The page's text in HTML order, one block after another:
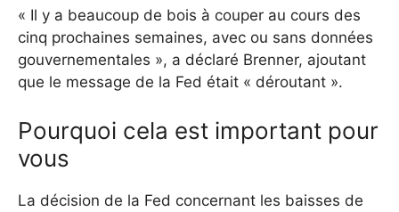
« Il y a beaucoup de bois à couper au cours des
cinq prochaines semaines, avec ou sans données
gouvernementales », a déclaré Brenner, ajoutant
que le message de la Fed était « déroutant ».
Pourquoi cela est important pour
vous
La décision de la Fed concernant les baisses de